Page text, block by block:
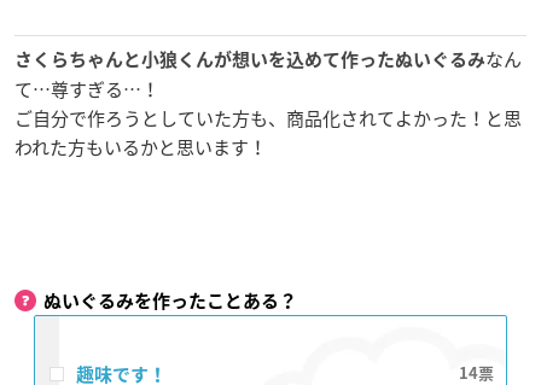
さくらちゃんと小狼くんが想いを込めて作ったぬいぐるみなん
て…尊すぎる…！
ご自分で作ろうとしていた方も、商品化されてよかった！と思
われた方もいるかと思います！
ぬいぐるみを作ったことある？
趣味です！ 14